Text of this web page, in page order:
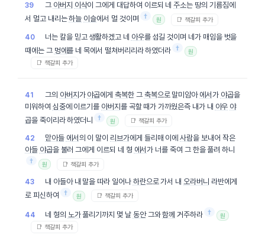
39 그 아버지 이삭이 그에게 대답하여 이르되 네주소는 땅의 기름짐에
서 멀고 내리는하늘 이슬에서 멀 것이며 † 원 📑 책갈피 추가
40 너는 칼을 믿고 생활하겠고 네 아우를 섬길 것이며 네가 매임을 벗을
때에는 그 멍에 를 네 목에서 떨쳐버리리라 하였더라 † 원
📑 책갈피 추가
41 그의 아버지 가 야곱에게축복한 그 축복으로 말미암아 에서 가 야곱을
미워하여 심중에 이르기를 아버지 를 곡할 때가 가까웠은즉 내가 내 아우 야
곱을 죽이리라 하였더니 † 원 📑 책갈피 추가
42 맏아들 에서 의 이 말이 리브가에게 들리매 이에사람을 보내어 작은
아들 야곱을 불러 그에게 이르되 네 형 에서가 너를 죽여 그 한을 풀려 하니
†
원 📑 책갈피 추가
43 내 아들아 내 말을 따라 일어나 하란으로 가서 내 오라버니 라반에게
로 피신하여
† 원 📑 책갈피 추가
44 네 형의 노가풀리기까지 몇 날 동안그와함께 거주하라 † 원
📑 책갈피 추가